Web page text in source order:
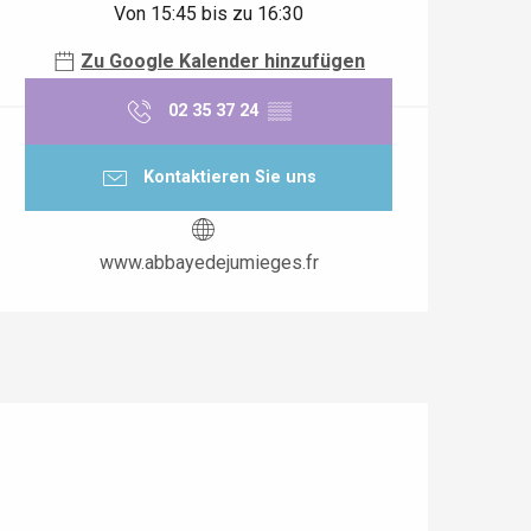
Von 15:45 bis zu 16:30
Zu Google Kalender hinzufügen
02 35 37 24 ▒▒
Kontaktieren Sie uns
www.abbayedejumieges.fr